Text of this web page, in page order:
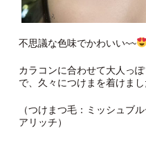
不思議な色味でかわいい~~
カラコンに合わせて大人っ
で、久々につけまを着けまし
（つけまつ毛：ミッシュブ
アリッチ）